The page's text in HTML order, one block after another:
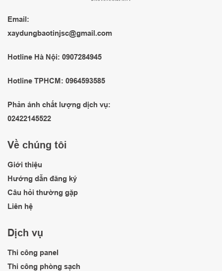
Email:
xaydungbaotinjsc@gmail.com
Hotline Hà Nội: 0907284945
Hotline TPHCM: 0964593585
Phản ánh chất lượng dịch vụ:
02422145522
Về chúng tôi
Giới thiệu
Hướng dẫn đăng ký
Câu hỏi thường gặp
Liên hệ
Dịch vụ
Thi công panel
Thi công phòng sạch